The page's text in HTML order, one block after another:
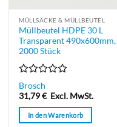
MÜLLSÄCKE & MÜLLBEUTEL
Müllbeutel HDPE 30 L
Transparent 490x600mm,
2000 Stück
Bewertet
mit
0
von
5
Brosch
31,79€ Excl. MwSt.
In den Warenkorb